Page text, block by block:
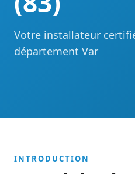
Votre installateur
département Var
INTRODUCTION